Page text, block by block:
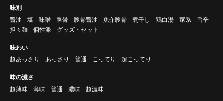
味別
醤油
塩 味噌 豚骨 豚骨醤油 魚介豚骨 煮干し 鶏白湯 家系
旨辛
担々麺
個性派 グッズ・セット
味わい
超あっさり
あっさり 普通 こってり 超こってり
味の濃さ
超薄味
薄味 普通 濃味 超濃味